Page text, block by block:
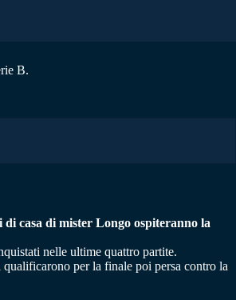
B.
casa di mister Longo ospiteranno la
nelle ultime quattro partite.
per la finale poi persa contro la